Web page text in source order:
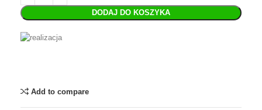
DODAJ DO KOSZYKA
Add to compare